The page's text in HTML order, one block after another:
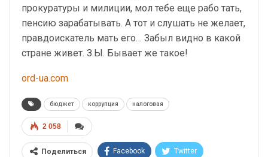
прокуратуры и милиции, мол тебе еще рабо тать,
пенсию зарабатывать. А тот и слушать не желает,
правдоискатель мать его… Забыл видно в какой
стране живет. З.Ы. Бывает же такое!
ord-ua.com
бюджет коррупция налоговая
2 058
Поделиться Facebook Twitter